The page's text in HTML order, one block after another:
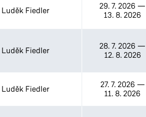
Luděk Fiedler 29. 7. 2026 —
13. 8. 2026
Luděk Fiedler 28. 7. 2026 —
12. 8. 2026
Luděk Fiedler 27. 7. 2026—
11. 8. 2026